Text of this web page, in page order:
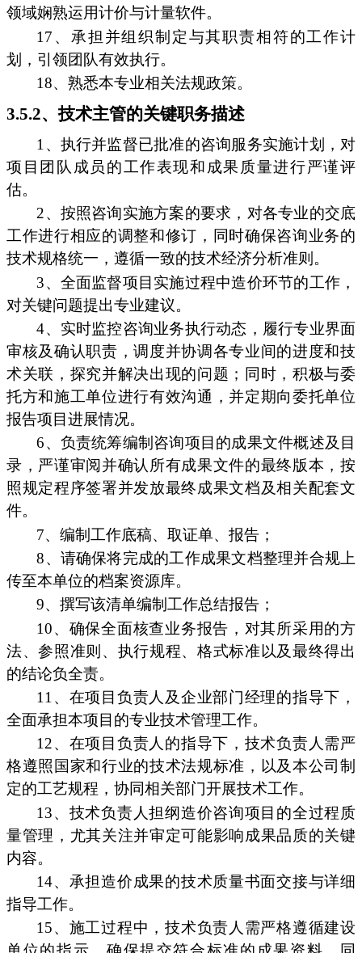
领域娴熟运用计价与计量软件。
17、承担并组织制定与其职责相符的工作计
划，引领团队有效执行。
18、熟悉本专业相关法规政策。
3.5.2、技术主管的关键职务描述
1、执行并监督已批准的咨询服务实施计划，对
项目团队成员的工作表现和成果质量进行严谨评
估。
2、按照咨询实施方案的要求，对各专业的交底
工作进行相应的调整和修订，同时确保咨询业务的
技术规格统一，遵循一致的技术经济分析准则。
3、全面监督项目实施过程中造价环节的工作，
对关键问题提出专业建议。
4、实时监控咨询业务执行动态，履行专业界面
审核及确认职责，调度并协调各专业间的进度和技
术关联，探究并解决出现的问题；同时，积极与委
托方和施工单位进行有效沟通，并定期向委托单位
报告项目进展情况。
6、负责统筹编制咨询项目的成果文件概述及目
录，严谨审阅并确认所有成果文件的最终版本，按
照规定程序签署并发放最终成果文档及相关配套文
件。
7、编制工作底稿、取证单、报告；
8、请确保将完成的工作成果文档整理并合规上
传至本单位的档案资源库。
9、撰写该清单编制工作总结报告；
10、确保全面核查业务报告，对其所采用的方
法、参照准则、执行规程、格式标准以及最终得出
的结论负全责。
11、在项目负责人及企业部门经理的指导下，
全面承担本项目的专业技术管理工作。
12、在项目负责人的指导下，技术负责人需严
格遵照国家和行业的技术法规标准，以及本公司制
定的工艺规程，协同相关部门开展技术工作。
13、技术负责人担纲造价咨询项目的全过程质
量管理，尤其关注并审定可能影响成果品质的关键
内容。
14、承担造价成果的技术质量书面交接与详细
指导工作。
15、施工过程中，技术负责人需严格遵循建设